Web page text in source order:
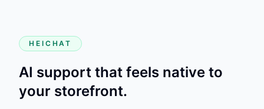
HEICHAT
AI support that feels native to
your storefront.